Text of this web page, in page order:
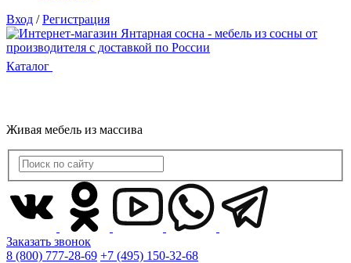
Вход / Регистрация
Каталог
Живая мебель из массива
Заказать звонок
8 (800) 777-28-69 +7 (495) 150-32-68